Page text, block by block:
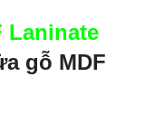
Laninate
gỗ MDF